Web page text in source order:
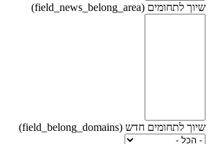
שיוך לתחומים (field_news_belong_area)
שיוך לתחומים חדש (field_belong_domains)